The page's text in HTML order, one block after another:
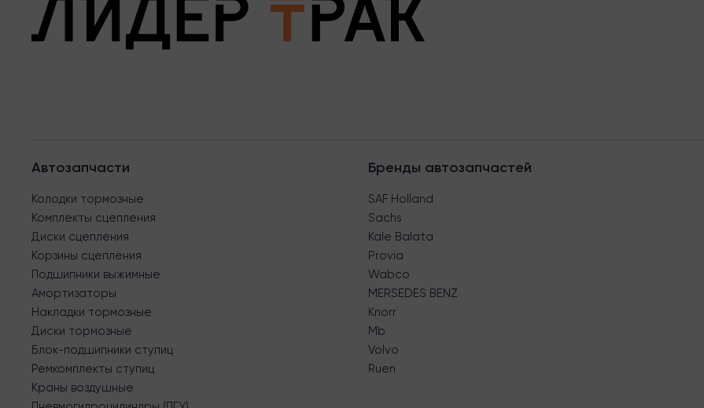
Автозапчасти
Колодки тормозные
Комплекты сцепления
Диски сцепления
Корзины сцепления
Подшипники выжимные
Амортизаторы
Накладки тормозные
Диски тормозные
Блок-подшипники ступиц
Ремкомплекты ступиц
Краны воздушные
Бренды автозапчастей
SAF Holland
Sachs
Kale Balata
Provia
Wabco
MERSEDES BENZ
Knorr
Mb
Volvo
Ruen